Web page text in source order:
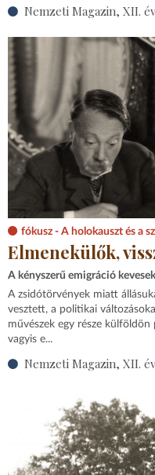
Nemzeti Magazin, XII.
fókusz - A holokauszt és a
Elmenekülők,
A kényszerű emigráció
A zsidótörvények miatt
vesztett, a politikai
művészek egy része külföldön
vagyis e...
Nemzeti Magazin, XII.